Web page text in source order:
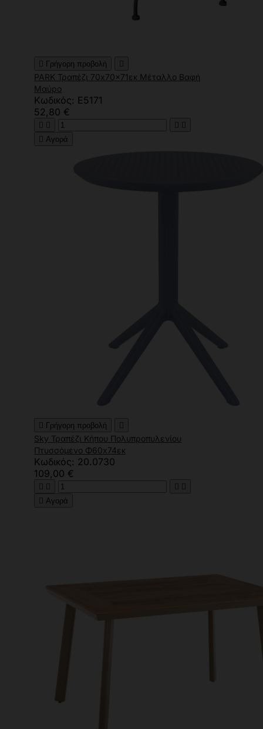
 Γρήγορη προβολή 
PARK Τραπέζι 70x70x71εκ Μέταλλο Βαφή
Μαύρο
Κωδικός: Ε5171
52,80 €
   
 Αγορά
 Γρήγορη προβολή 
Sky Τραπέζι Κήπου Πολυπροπυλενίου
Πτυσσόμενο Φ60x74εκ
Κωδικός: 20.0730
109,00 €
   
 Αγορά